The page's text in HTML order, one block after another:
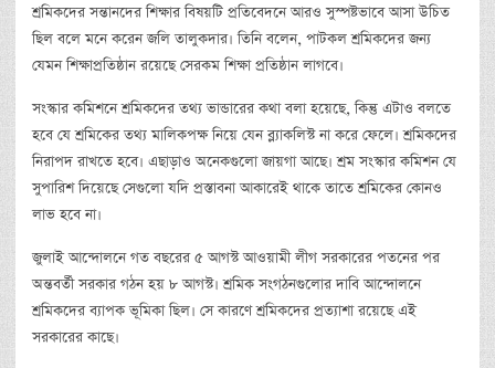
শ্রমিকদের সন্তানদের শিক্ষার বিষয়টি প্রতিবেদনে আরও সুস্পষ্টভাবে আসা উচিত
ছিল বলে মনে করেন জলি তালুকদার। তিনি বলেন, পাটকল শ্রমিকদের জন্য
যেমন শিক্ষাপ্রতিষ্ঠান রয়েছে সেরকম শিক্ষা প্রতিষ্ঠান লাগবে।
সংস্কার কমিশনে শ্রমিকদের তথ্য ভান্ডারের কথা বলা হয়েছে, কিন্তু এটাও বলতে
হবে যে শ্রমিকের তথ্য মালিকপক্ষ নিয়ে যেন ব্ল্যাকলিস্ট না করে ফেলে। শ্রমিকদের
নিরাপদ রাখতে হবে। এছাড়াও অনেকগুলো জায়গা আছে। শ্রম সংস্কার কমিশন যে
সুপারিশ দিয়েছে সেগুলো যদি প্রস্তাবনা আকারেই থাকে তাতে শ্রমিকের কোনও
লাভ হবে না।
জুলাই আন্দোলনে গত বছরের ৫ আগস্ট আওয়ামী লীগ সরকারের পতনের পর
অন্তবর্তী সরকার গঠন হয় ৮ আগস্ট। শ্রমিক সংগঠনগুলোর দাবি আন্দোলনে
শ্রমিকদের ব্যাপক ভূমিকা ছিল। সে কারণে শ্রমিকদের প্রত্যাশা রয়েছে এই
সরকারের কাছে।